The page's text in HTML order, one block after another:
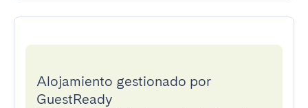
Alojamiento gestionado por
GuestReady